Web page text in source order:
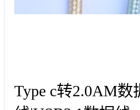
Type c转2.0AM数